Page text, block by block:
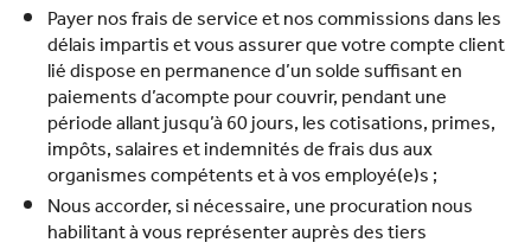
Payer nos frais de service et nos commissions dans les
délais impartis et vous assurer que votre compte client
lié dispose en permanence d’un solde suffisant en
paiements d’acompte pour couvrir, pendant une
période allant jusqu’à 60 jours, les cotisations, primes,
impôts, salaires et indemnités de frais dus aux
organismes compétents et à vos employé(e)s ;
Nous accorder, si nécessaire, une procuration nous
habilitant à vous représenter auprès des tiers